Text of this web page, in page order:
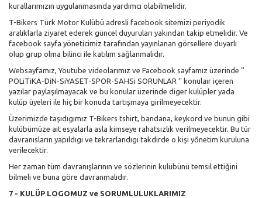
kurallarımızın uygulanmasında yardımcı olabilmelidir.
T-Bikers Türk Motor Kulübü adresli facebook sitemizi periyodik
aralıklarla ziyaret ederek güncel duyuruları yakından takip etmelidir. Ve
facebook sayfa yöneticimiz tarafından yayınlanan görsellere duyarlı
olup grup olma bilinci ile katılım sağlanmalıdır.
Websayfamız, Youtube videolarımız ve Facebook sayfamız üzerinde ‘'
POLiTiKA-DiN-SiYASET-SPOR-SAHSi SORUNLAR ‘' konulaır içeren
yazılar paylaşılmayacak ve bu konular üzerinde diger kulüpler yada
kulüp üyeleri ile hiç bir konuda tartışmaya girilmeyecektir.
Üzerimizde taşıdıgımız T-Bikers tshirt, bandana, keykord ve bunun gibi
kulübümüze ait esyalarla asla kimseye rahatsızlık verilmeyecektir. Bu tür
davranısların yapıldıgı ve tekrarlandıgı takdirde o kişi yőnetim kuruluna
verilecektir.
Her zaman tüm davranışlarının ve sözlerinin kulübünü temsil ettiğini
bilmeli ve buna göre davranmalıdır.
7 - KULÜP LOGOMUZ ve SORUMLULUKLARIMIZ